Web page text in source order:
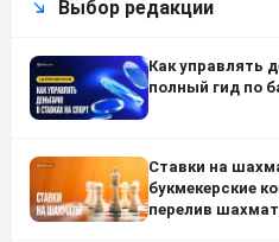
Выбор редакции
Как управлять
полный гид по
Ставки на
букмекерские
перелив